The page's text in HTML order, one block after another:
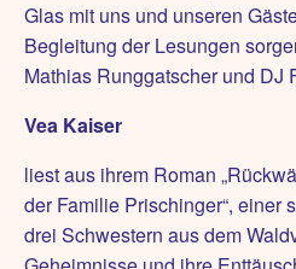
Glas mit uns und unseren
Begleitung der Lesungen
Mathias Runggatscher und DJ
Vea Kaiser
liest aus ihrem Roman
der Familie Prischinger“, einer
drei Schwestern aus dem